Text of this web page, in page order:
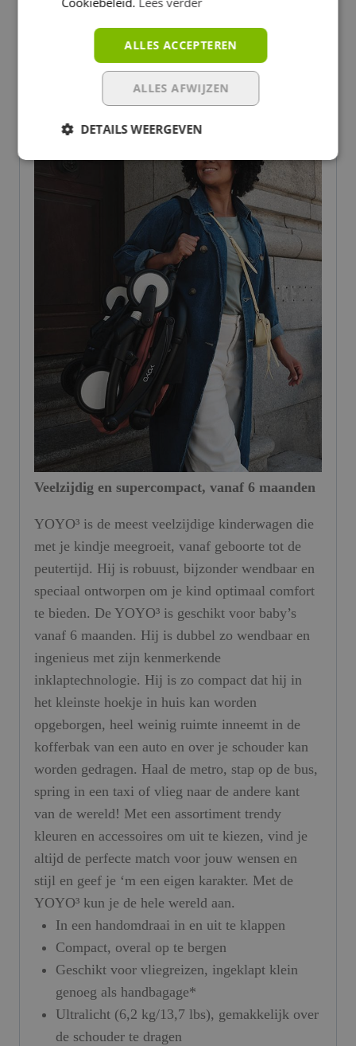
Handige nieuwigheden
Gemaakt om lang mee te gaan
Veelzijdig en supercompact, vanaf 6 maanden
YOYO³ is de meest veelzijdige kinderwagen die
met je kindje meegroeit, vanaf geboorte tot de
peutertijd. Hij is robuust, bijzonder wendbaar en
speciaal ontworpen om je kind optimaal comfort
te bieden. De YOYO³ is geschikt voor baby’s
vanaf 6 maanden. Hij is dubbel zo wendbaar en
ingenieus met zijn kenmerkende
inklaptechnologie. Hij is zo compact dat hij in
het kleinste hoekje in huis kan worden
opgeborgen, heel weinig ruimte inneemt in de
kofferbak van een auto en over je schouder kan
worden gedragen. Haal de metro, stap op de bus,
spring in een taxi of vlieg naar de andere kant
van de wereld! Met een assortiment trendy
kleuren en accessoires om uit te kiezen, vind je
altijd de perfecte match voor jouw wensen en
stijl en geef je ‘m een eigen karakter. Met de
YOYO³ kun je de hele wereld aan.
In een handomdraai in en uit te klappen
Compact, overal op te bergen
Geschikt voor vliegreizen, ingeklapt klein
genoeg als handbagage*
Ultralicht (6,2 kg/13,7 lbs), gemakkelijk over
de schouder te dragen
ALLES ACCEPTEREN
ALLES AFWIJZEN
DETAILS WEERGEVEN